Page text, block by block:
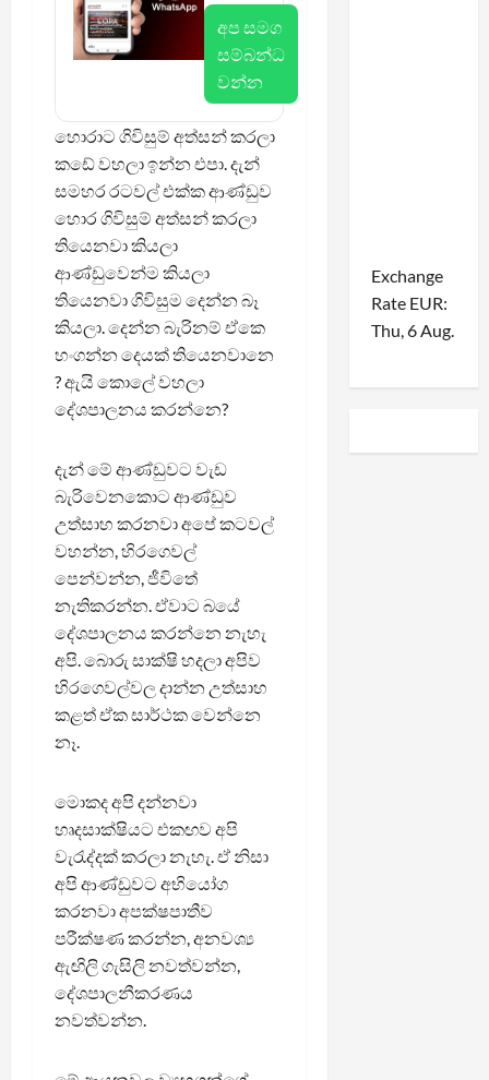
අප සමග
සම්බන්ධ
වන්න
හොරාට ගිවිසුම් අත්සන් කරලා
කඩේ වහලා ඉන්න එපා. දැන්
සමහර රටවල් එක්ක ආණ්ඩුව
හොර ගිවිසුම් අත්සන් කරලා
තියෙනවා කියලා
ආණ්ඩුවෙන්ම කියලා
තියෙනවා ගිවිසුම දෙන්න බෑ
කියලා. දෙන්න බැරිනම් ඒකෙ
හංගන්න දෙයක් තියෙනවානෙ
? ඇයි කොලේ වහලා
දේශපාලනය කරන්නෙ?
දැන් මේ ආණ්ඩුවට වැඩ
බැරිවෙනකොට ආණ්ඩුව
උත්සාහ කරනවා අපේ කටවල්
වහන්න, හිරගෙවල්
පෙන්වන්න, ජීවිතේ
නැතිකරන්න. ඒවාට බයේ
දේශපාලනය කරන්නෙ නැහැ
අපි. බොරු සාක්ෂි හදලා අපිව
හිරගෙවල්වල දාන්න උත්සාහ
කළත් ඒක සාර්ථක වෙන්නෙ
නෑ.
මොකද අපි දන්නවා
හෘදසාක්ෂියට එකඟව අපි
වැරැද්දක් කරලා නැහැ. ඒ නිසා
අපි ආණ්ඩුවට අභියෝග
කරනවා අපක්ෂපාතීව
පරීක්ෂණ කරන්න, අනවශ්‍ය
ඇඟිලි ගැසිලි නවත්වන්න,
දේශපාලනීකරණය
නවත්වන්න.
Exchange
Rate EUR:
Thu, 6 Aug.